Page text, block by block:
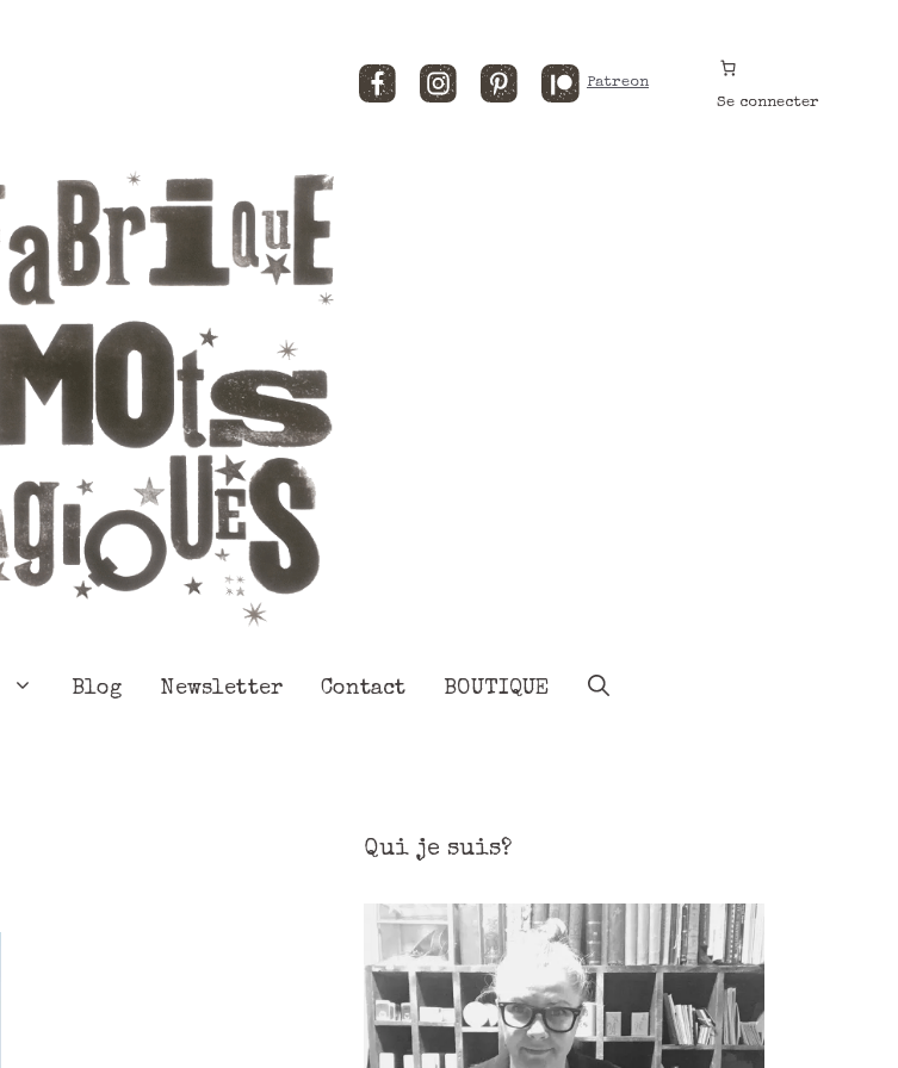
FacebookInstagramPinterestPatreon
Se connecter
Blog Newsletter Contact BOUTIQUE
Qui je suis?